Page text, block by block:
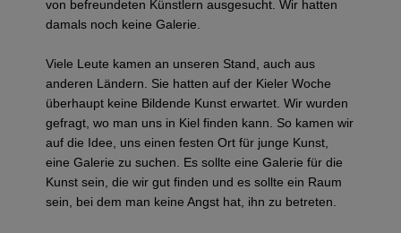
von befreundeten Künstlern ausgesucht. Wir hatten
damals noch keine Galerie.
Viele Leute kamen an unseren Stand, auch aus
anderen Ländern. Sie hatten auf der Kieler Woche
überhaupt keine Bildende Kunst erwartet. Wir wurden
gefragt, wo man uns in Kiel finden kann. So kamen wir
auf die Idee, uns einen festen Ort für junge Kunst,
eine Galerie zu suchen. Es sollte eine Galerie für die
Kunst sein, die wir gut finden und es sollte ein Raum
sein, bei dem man keine Angst hat, ihn zu betreten.